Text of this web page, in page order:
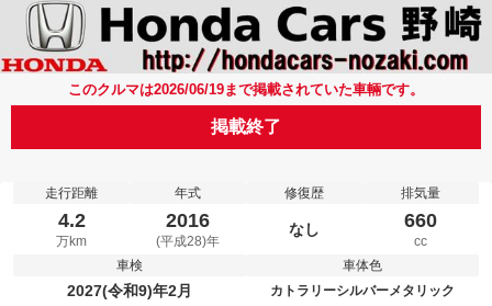
このクルマは2026/06/19まで掲載されていた車輛です。
掲載終了
走行距離
4.2
万km
年式
2016
(平成28)年
修復歴
なし
排気量
660
cc
車検
2027(令和9)年2月
車体色
カトラリーシルバーメタリック